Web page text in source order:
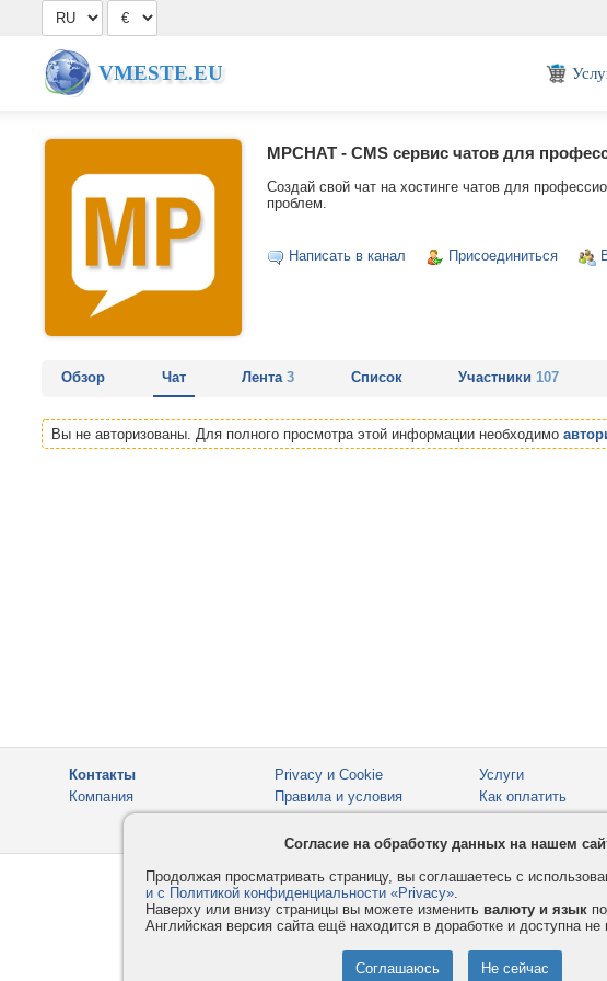
VMESTE.EU
MPCHAT - CMS сервис чатов для
Создай свой чат на хостинге чатов для
проблем.
Написать в канал Присоединиться
Обзор Чат Лента 3 Список Участники 107
Вы не авторизованы. Для полного просмотра этой информации необходимо
Контакты
Компания
Privacy и Cookie
Правила и условия
Услуги
Как оплатить
Согласие на обработку данных на нашем
Продолжая просматривать страницу, вы соглашаетесь с
и с Политикой конфиденциальности «Privacy».
Наверху или внизу страницы вы можете изменить валюту и язык
Английская версия сайта ещё находится в доработке и доступна не